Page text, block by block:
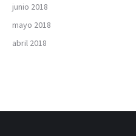
junio 2018
mayo 2018
abril 2018